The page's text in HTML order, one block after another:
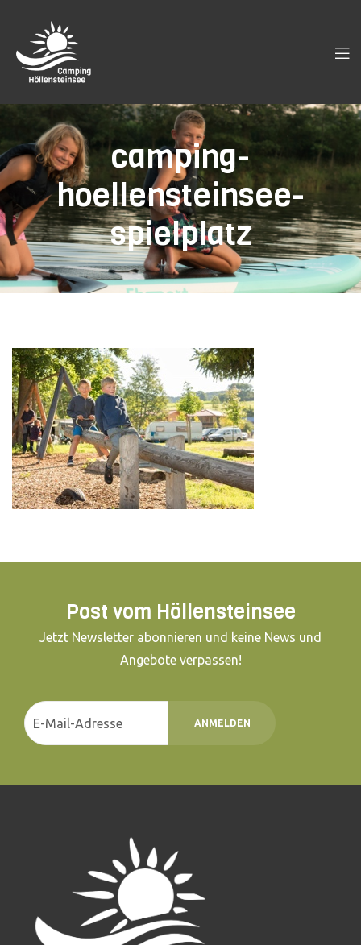
camping-
hoellensteinsee-
spielplatz
Post vom Höllensteinsee
Jetzt Newsletter abonnieren und keine News und
Angebote verpassen!
ANMELDEN